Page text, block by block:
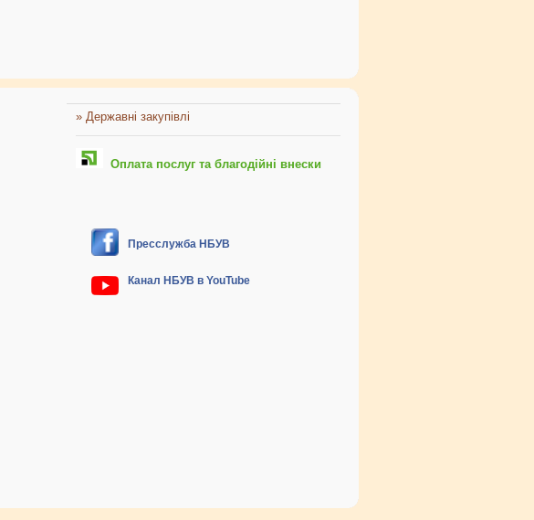
» Державні закупівлі
Оплата послуг та благодійні внески
Пресслужба НБУВ
Канал НБУВ в YouTube